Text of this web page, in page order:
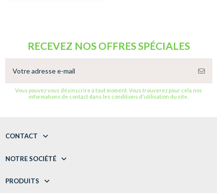
RECEVEZ NOS OFFRES SPÉCIALES
Vous pouvez vous désinscrire à tout moment. Vous trouverez pour cela nos
informations de contact dans les conditions d'utilisation du site.
CONTACT
NOTRE SOCIÉTÉ
PRODUITS